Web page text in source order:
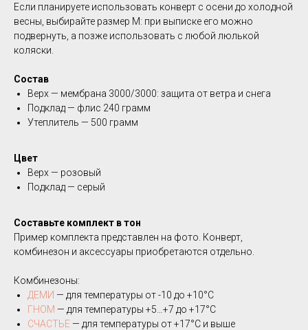
Если планируете использовать конверт с осени до холодной
весны, выбирайте размер M: при выписке его можно
подвернуть, а позже использовать с любой люлькой
коляски.
Состав
Верх — мембрана 3000/3000: защита от ветра и снега
Подклад — флис 240 грамм
Утеплитель — 500 грамм
Цвет
Верх — розовый
Подклад — серый
Составьте комплект в тон
Пример комплекта представлен на фото. Конверт,
комбинезон и аксессуары приобретаются отдельно.
Комбинезоны:
ДЕМИ — для температуры от -10 до +10°C
ГНОМ — для температуры +5…+7 до +17°C
СЧАСТЬЕ — для температуры от +17°C и выше